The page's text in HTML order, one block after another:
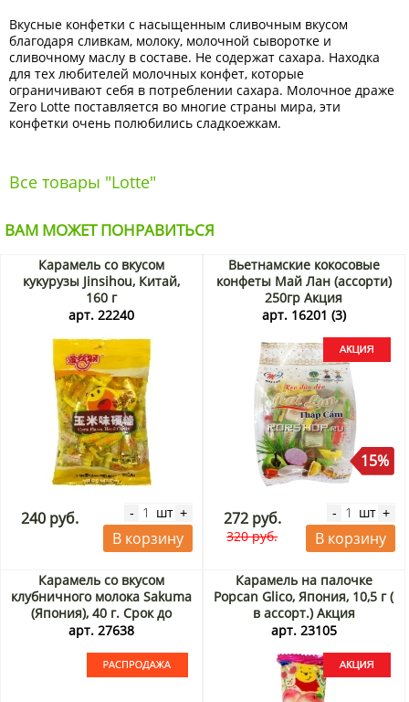
Вкусные конфетки с насыщенным сливочным вкусом
благодаря сливкам, молоку, молочной сыворотке и
сливочному маслу в составе. Не содержат сахара. Находка
для тех любителей молочных конфет, которые
ограничивают себя в потреблении сахара. Молочное драже
Zero Lotte поставляется во многие страны мира, эти
конфетки очень полюбились сладкоежкам.
Все товары "Lotte"
ВАМ МОЖЕТ ПОНРАВИТЬСЯ
Карамель со вкусом
кукурузы Jinsihou, Китай,
160 г
арт. 22240
240 руб. - шт +
В корзину
Вьетнамские кокосовые
конфеты Май Лан (ассорти)
250гр Акция
арт. 16201 (3)
15%
272 руб.
320 руб.
- шт +
В корзину
Карамель со вкусом
клубничного молока Sakuma
(Япония), 40 г. Срок до
31.08.2026. Распродажа
арт. 27638
Карамель на палочке
Popcan Glico, Япония, 10,5 г (
в ассорт.) Акция
арт. 23105